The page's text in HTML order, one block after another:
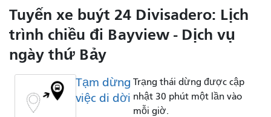
nào
Tuyến xe buýt 24 Divisadero: Lịch
trình chiều đi Bayview - Dịch vụ
ngày thứ Bảy
Tạm dừng
việc di dời
Trạng thái dừng được cập
nhật 30 phút một lần vào
mỗi giờ.